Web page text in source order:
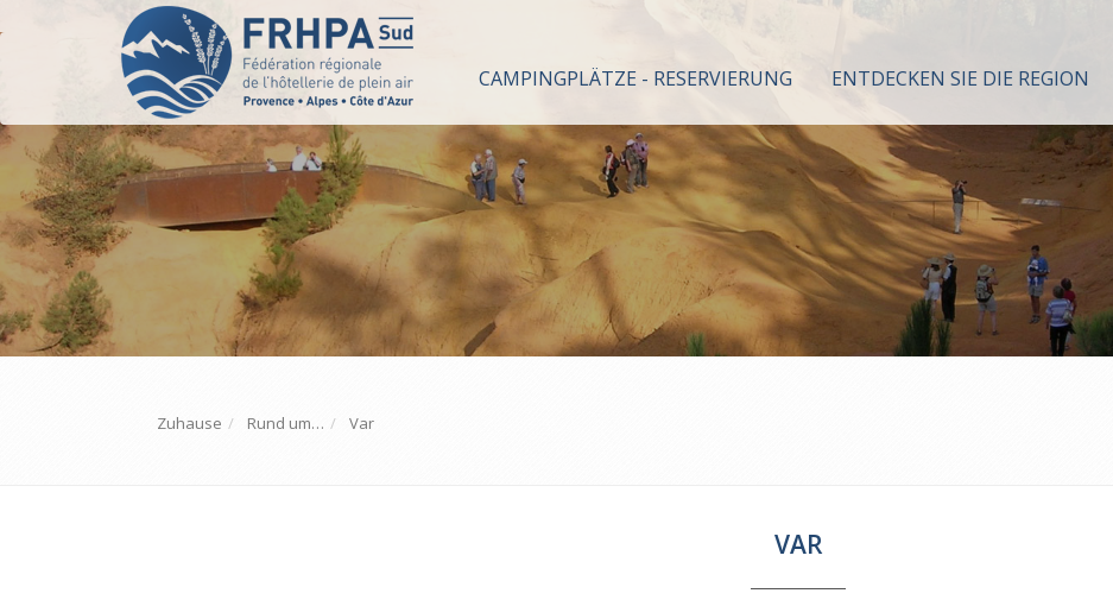
CAMPINGPLÄTZE - RESERVIERUNG ENTDECKEN SIE DIE REGION
Zuhause Rund um… Var
VAR